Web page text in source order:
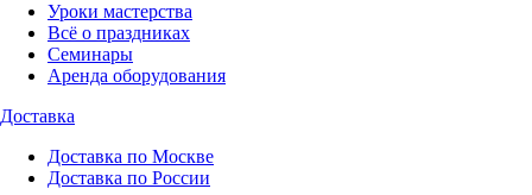
Уроки мастерства
Всё о праздниках
Семинары
Аренда оборудования
Доставка
Доставка по Москве
Доставка по России